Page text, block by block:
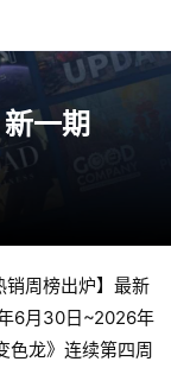
一期
销周榜出炉】最新
6月30日~2026年
色龙》连续第四周